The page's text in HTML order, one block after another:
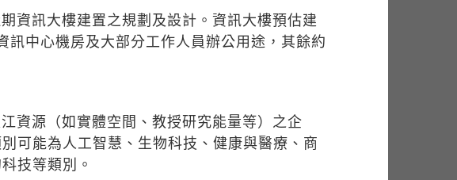
資訊大樓建置之規劃及設計。資訊大樓預估建
中心機房及大部分工作人員辦公用途，其餘約
資源（如實體空間、教授研究能量等）之企
可能為人工智慧、生物科技、健康與醫療、商
技等類別。